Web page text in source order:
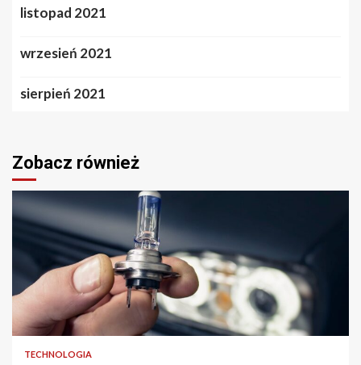
listopad 2021
wrzesień 2021
sierpień 2021
Zobacz również
2 min odczytu
TECHNOLOGIA